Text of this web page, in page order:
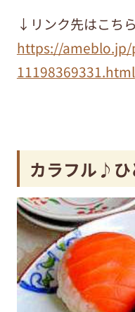
↓リンク先はこちら
https://
11198369331.html
カラフル♪ひ